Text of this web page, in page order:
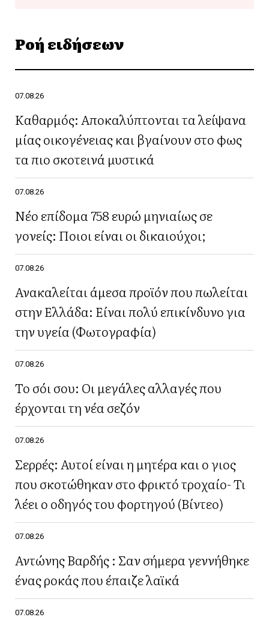
Ροή ειδήσεων
07.08.26
Καθαρμός: Αποκαλύπτονται τα λείψανα
μίας οικογένειας και βγαίνουν στο φως
τα πιο σκοτεινά μυστικά
07.08.26
Νέο επίδομα 758 ευρώ μηνιαίως σε
γονείς: Ποιοι είναι οι δικαιούχοι;
07.08.26
Ανακαλείται άμεσα προϊόν που πωλείται
στην Ελλάδα: Είναι πολύ επικίνδυνο για
την υγεία (Φωτογραφία)
07.08.26
Το σόι σου: Οι μεγάλες αλλαγές που
έρχονται τη νέα σεζόν
07.08.26
Σερρές: Αυτοί είναι η μητέρα και ο γιος
που σκοτώθηκαν στο φρικτό τροχαίο- Τι
λέει ο οδηγός του φορτηγού (Βίντεο)
07.08.26
Αντώνης Βαρδής : Σαν σήμερα γεννήθηκε
ένας ροκάς που έπαιζε λαϊκά
07.08.26